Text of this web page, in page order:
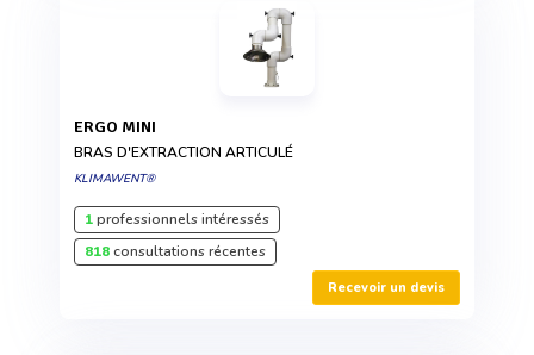
ERGO MINI
BRAS D'EXTRACTION ARTICULÉ
KLIMAWENT®
1professionnels intéressés
818consultations récentes
Recevoir un devis